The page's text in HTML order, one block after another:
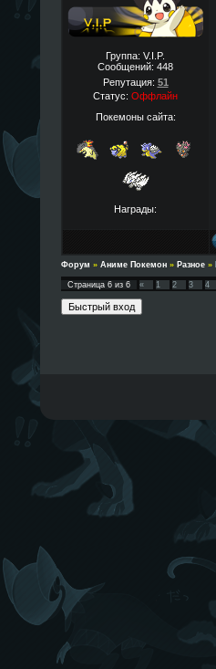
Группа: V.I.P.
Сообщений: 448
Репутация: 51
Статус: Оффлайн
Покемоны сайта:
Награды:
Форум » Аниме Покемон » Разное »
Страница 6из 6 « 1 2 3 4